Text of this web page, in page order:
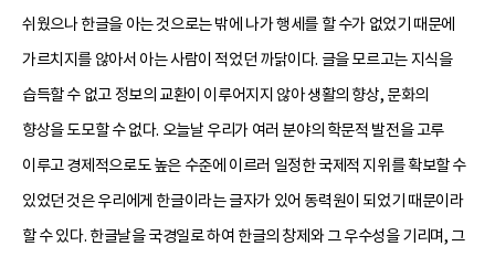
쉬웠으나 한글을 아는 것으로는 밖에 나가 행세를 할 수가 없었기 때문에
가르치지를 않아서 아는 사람이 적었던 까닭이다. 글을 모르고는 지식을
습득할 수 없고 정보의 교환이 이루어지지 않아 생활의 향상, 문화의
향상을 도모할 수 없다. 오늘날 우리가 여러 분야의 학문적 발전을 고루
이루고 경제적으로도 높은 수준에 이르러 일정한 국제적 지위를 확보할 수
있었던 것은 우리에게 한글이라는 글자가 있어 동력원이 되었기 때문이라
할 수 있다. 한글날을 국경일로 하여 한글의 창제와 그 우수성을 기리며, 그